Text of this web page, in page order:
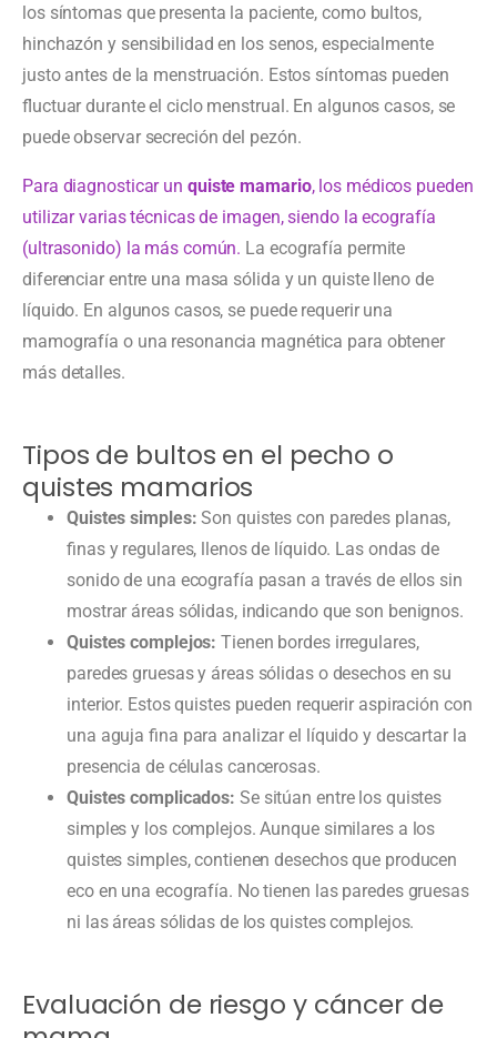
los síntomas que presenta la paciente, como bultos,
hinchazón y sensibilidad en los senos, especialmente
justo antes de la menstruación. Estos síntomas pueden
fluctuar durante el ciclo menstrual. En algunos casos, se
puede observar secreción del pezón.
Para diagnosticar un quiste mamario, los médicos pueden
utilizar varias técnicas de imagen, siendo la ecografía
(ultrasonido) la más común. La ecografía permite
diferenciar entre una masa sólida y un quiste lleno de
líquido. En algunos casos, se puede requerir una
mamografía o una resonancia magnética para obtener
más detalles.
Tipos de bultos en el pecho o
quistes mamarios
Quistes simples: Son quistes con paredes planas,
finas y regulares, llenos de líquido. Las ondas de
sonido de una ecografía pasan a través de ellos sin
mostrar áreas sólidas, indicando que son benignos.
Quistes complejos: Tienen bordes irregulares,
paredes gruesas y áreas sólidas o desechos en su
interior. Estos quistes pueden requerir aspiración con
una aguja fina para analizar el líquido y descartar la
presencia de células cancerosas.
Quistes complicados: Se sitúan entre los quistes
simples y los complejos. Aunque similares a los
quistes simples, contienen desechos que producen
eco en una ecografía. No tienen las paredes gruesas
ni las áreas sólidas de los quistes complejos.
Evaluación de riesgo y cáncer de